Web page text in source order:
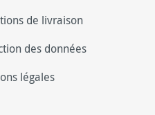
de livraison
des données
légales